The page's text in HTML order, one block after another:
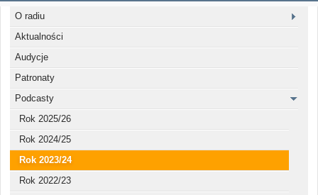
O radiu
Aktualności
Audycje
Patronaty
Podcasty
Rok 2025/26
Rok 2024/25
Rok 2023/24
Rok 2022/23